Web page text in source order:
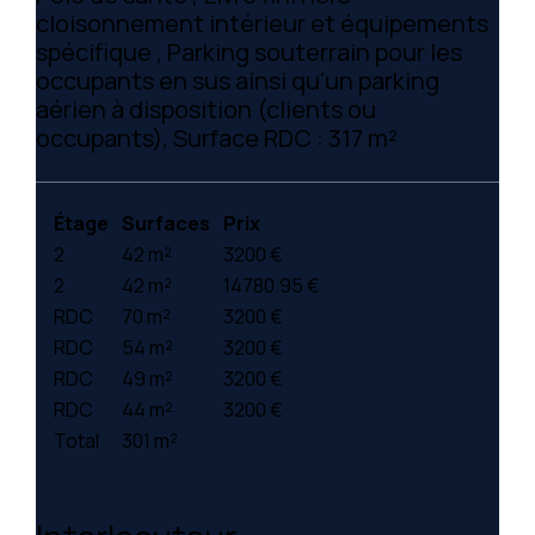
cloisonnement intérieur et équipements
spécifique , Parking souterrain pour les
occupants en sus ainsi qu'un parking
aérien à disposition (clients ou
occupants), Surface RDC : 317 m²
Étage Surfaces Prix
2
42 m²
3200 €
2
42 m²
14780.95 €
RDC
70 m²
3200 €
RDC
54 m²
3200 €
RDC
49 m²
3200 €
RDC
44 m²
3200 €
Total
301 m²